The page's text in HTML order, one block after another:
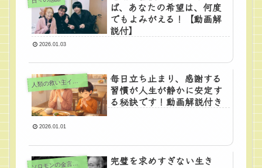
ば、あなたの希望は、何度
でもよみがえる！【動画解
説付】
2026.01.03
人
類の救い主イエス様
毎日立ち止まり、感謝する
習慣が人生が静かに安定す
る秘訣です！動画解説付き
2026.01.01
ソ ロモンの金言（知恵）
完璧を求めすぎない生き